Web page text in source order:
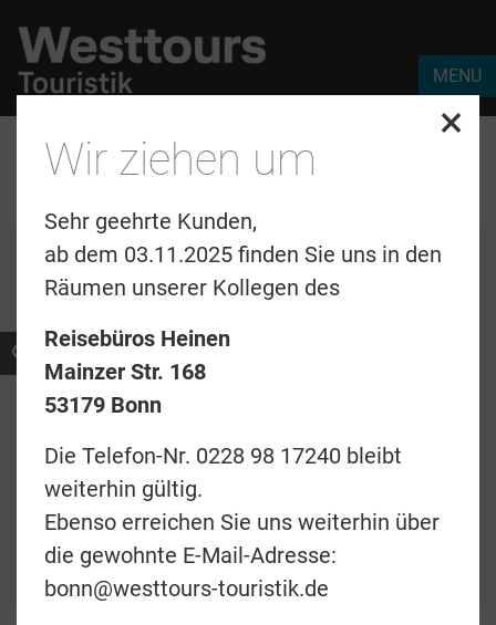
MENU
Französich Polynesien
Unterkünfte ›Details
Webcode:
Preise & Termine
Angebotsanfrage
Merkliste
zurück
Teilen
×
Wir ziehen um
Sehr geehrte Kunden,
ab dem 03.11.2025 finden Sie uns in den
Räumen unserer Kollegen des
Reisebüros Heinen
Mainzer Str. 168
53179 Bonn
Die Telefon-Nr. 0228 98 17240 bleibt
weiterhin gültig.
Ebenso erreichen Sie uns weiterhin über
die gewohnte E-Mail-Adresse:
bonn@westtours-touristik.de